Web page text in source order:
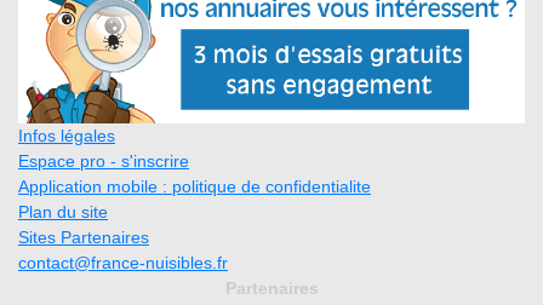
Infos légales
Espace pro - s'inscrire
Application mobile : politique de confidentialite
Plan du site
Sites Partenaires
contact@france-nuisibles.fr
Partenaires